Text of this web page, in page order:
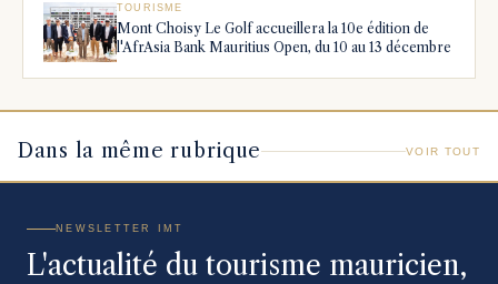
TOURISME
Mont Choisy Le Golf accueillera la 10e édition de
l'AfrAsia Bank Mauritius Open, du 10 au 13 décembre
Dans la même rubrique VOIR TOUT
NEWSLETTER IMT
L'actualité du tourisme mauricien,